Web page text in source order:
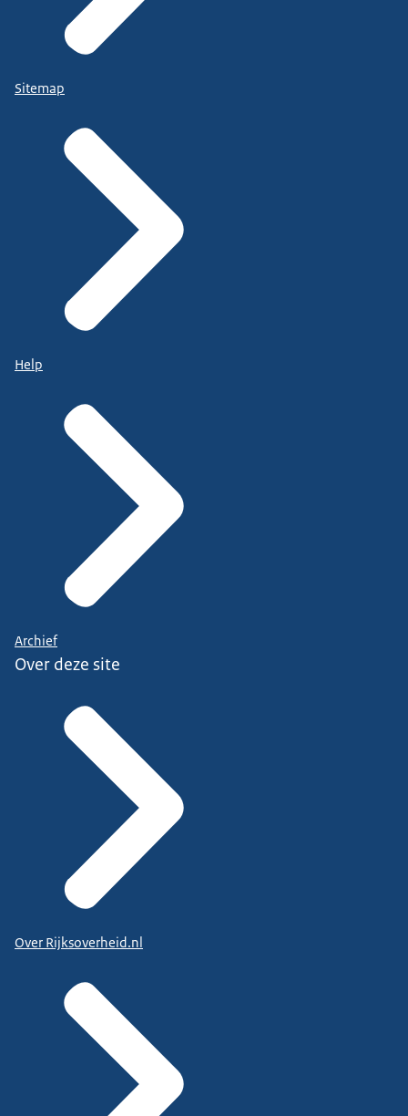
Sitemap
Help
Archief
Over deze site
Over Rijksoverheid.nl